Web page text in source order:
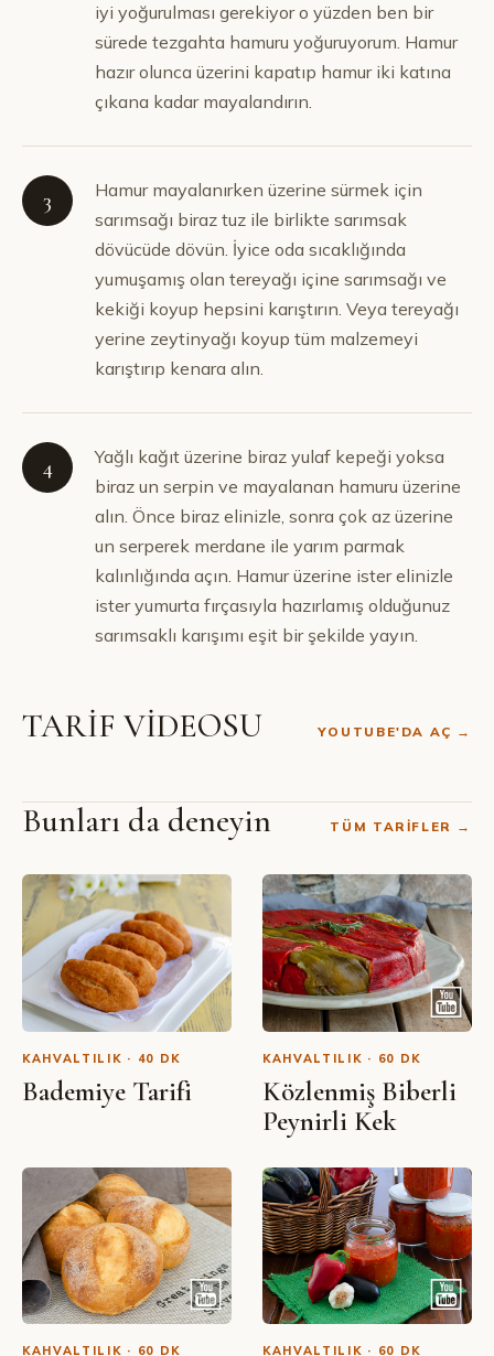
iyi yoğurulması gerekiyor o yüzden ben bir
sürede tezgahta hamuru yoğuruyorum. Hamur
hazır olunca üzerini kapatıp hamur iki katına
çıkana kadar mayalandırın.
3
Hamur mayalanırken üzerine sürmek için
sarımsağı biraz tuz ile birlikte sarımsak
dövücüde dövün. İyice oda sıcaklığında
yumuşamış olan tereyağı içine sarımsağı ve
kekiği koyup hepsini karıştırın. Veya tereyağı
yerine zeytinyağı koyup tüm malzemeyi
karıştırıp kenara alın.
4
Yağlı kağıt üzerine biraz yulaf kepeği yoksa
biraz un serpin ve mayalanan hamuru üzerine
alın. Önce biraz elinizle, sonra çok az üzerine
un serperek merdane ile yarım parmak
kalınlığında açın. Hamur üzerine ister elinizle
ister yumurta fırçasıyla hazırlamış olduğunuz
sarımsaklı karışımı eşit bir şekilde yayın.
TARİF VİDEOSU YOUTUBE'DA AÇ →
SIBEL YALÇIN · YOUTUBE
Sarımsaklı Kaşar Peynirli Pide
Bunları da deneyin TÜM TARIFLER →
KAHVALTILIK · 40 DK
Bademiye Tarifi
KAHVALTILIK · 60 DK
Közlenmiş Biberli
Peynirli Kek
KAHVALTILIK · 60 DK KAHVALTILIK · 60 DK